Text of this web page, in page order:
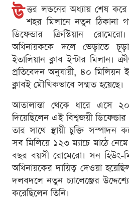
উ ত্তর লন্ডনের অধ্যায় শেষ
শহর মিলানে নতুন ঠিকানা
ডিফেন্ডার ক্রিস্টিয়ান
অধিনায়ককে দলে ভেড়াতে
ইতালিয়ান ক্লাব ইন্টার মিলান।
প্রতিবেদন অনুযায়ী, ৪০ মিলিয়ন
ক্লাবই মৌখিকভাবে সম্মত হয়েছে।
আতালান্তা থেকে ধারে এসে
দিয়েছিলেন এই বিশ্বজয়ী
তার সাথে স্থায়ী চুক্তি সম্পাদন
সব মিলিয়ে ১২৩ ম্যাচে মাঠে
বছর বয়সী রোমেরো। সন হিউং-
অধিনায়কের দায়িত্ব দেওয়া
দলবদলে নতুন চ্যালেঞ্জের
করেছিলেন তিনি।